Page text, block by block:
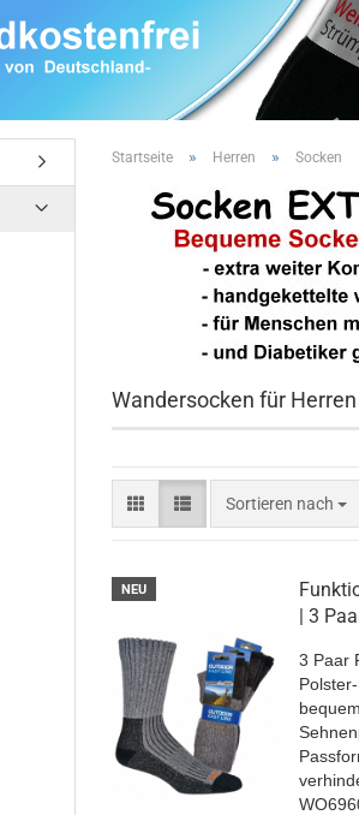
Startseite » Herren » Socken
Wandersocken für
Sortieren nach
Sortieren nach
NEU
| 3
3 Paar